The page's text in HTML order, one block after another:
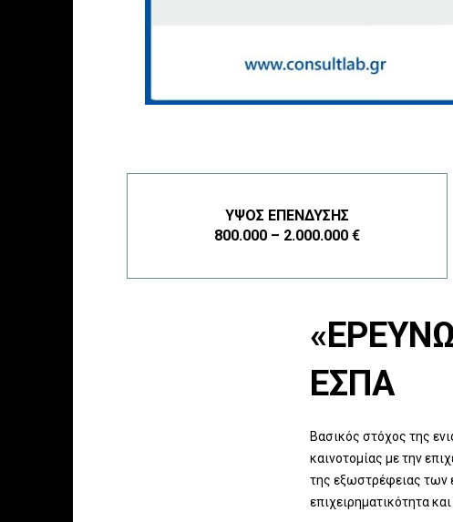
ΎΨΟΣ ΕΠΈΝΔΥΣΗΣ
800.000 – 2.000.000 €
ΕΣΠΑ
Βασικός στόχος της
καινοτομίας με την
της εξωστρέφειας των
επιχειρηματικότητα